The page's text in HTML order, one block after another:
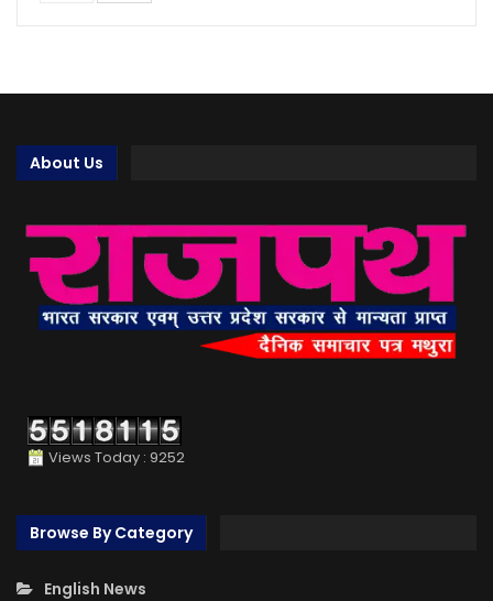
About Us
Views Today : 9252
Browse By Category
English News